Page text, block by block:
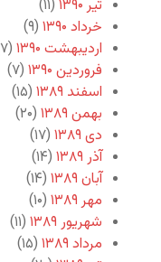
تیر ۱۳۹۰
(۱۱)
خرداد ۱۳۹۰
(۹)
اردیبهشت ۱۳۹۰
(۷)
فروردین ۱۳۹۰
(۷)
اسفند ۱۳۸۹
(۱۵)
بهمن ۱۳۸۹
(۲۰)
دی ۱۳۸۹
(۱۷)
آذر ۱۳۸۹
(۱۴)
آبان ۱۳۸۹
(۱۴)
مهر ۱۳۸۹
(۱۰)
شهریور ۱۳۸۹
(۱۱)
مرداد ۱۳۸۹
(۱۵)